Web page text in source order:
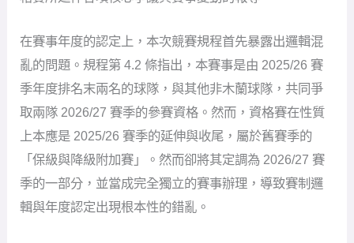
在賽事年度的認定上，本次競賽規程首先暴露出邏輯混
亂的問題。規程第 4.2 條指出，本賽事是由 2025/26 賽
季年度排名末兩名的球隊，與其他非木蘭球隊，共同爭
取兩隊 2026/27 賽季的參賽資格。然而，資格賽在性質
上本應是 2025/26 賽季的延伸與收尾，屬於舊賽季的
「保級與降級附加賽」。然而卻將其定調為 2026/27 賽
季的一部分，並當成完全獨立的賽事辦理，導致賽制邏
輯與年度認定出現根本性的錯亂。